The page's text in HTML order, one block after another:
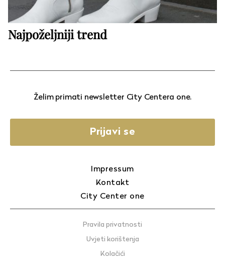
Najpoželjniji trend
Želim primati newsletter City Centera one.
Prijavi se
Impressum
Kontakt
City Center one
Pravila privatnosti
Uvjeti korištenja
Kolačići